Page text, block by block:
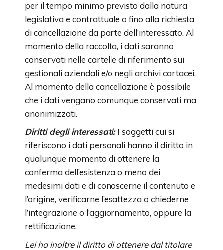
per il tempo minimo previsto dalla natura
legislativa e contrattuale o fino alla richiesta
di cancellazione da parte dell’interessato. Al
momento della raccolta, i dati saranno
conservati nelle cartelle di riferimento sui
gestionali aziendali e/o negli archivi cartacei.
Al momento della cancellazione è possibile
che i dati vengano comunque conservati ma
anonimizzati.
Diritti degli interessati:I soggetti cui si
riferiscono i dati personali hanno il diritto in
qualunque momento di ottenere la
conferma dell’esistenza o meno dei
medesimi dati e di conoscerne il contenuto e
l’origine, verificarne l’esattezza o chiederne
l’integrazione o l’aggiornamento, oppure la
rettificazione.
Lei ha inoltre il diritto di ottenere dal titolare